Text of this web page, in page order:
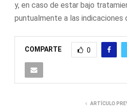
y, en caso de estar bajo
puntualmente a las indicaciones
COMPARTE 0
ARTÍCULO